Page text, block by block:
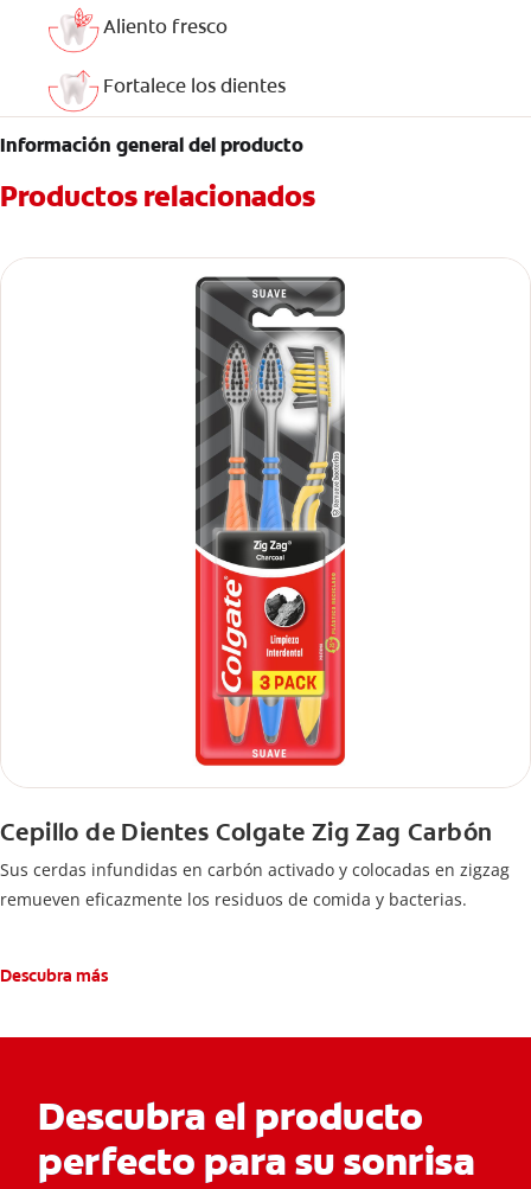
Aliento fresco
Fortalece los dientes
Información general del producto
Productos relacionados
Cepillo de Dientes Colgate Zig Zag Carbón
Sus cerdas infundidas en carbón activado y colocadas en zigzag
remueven eficazmente los residuos de comida y bacterias.
Descubra más
Descubra el producto
perfecto para su sonrisa